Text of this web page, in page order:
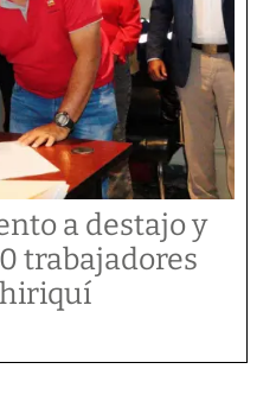
a destajo y
trabajadores